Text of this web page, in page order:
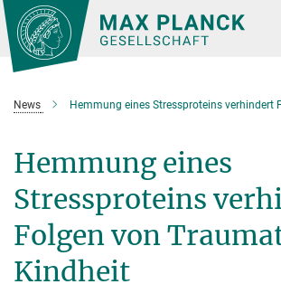
Hauptinhalt
News Hemmung eines Stressproteins verhindert Folgen
Hemmung eines
Stressproteins
Folgen von
Kindheit